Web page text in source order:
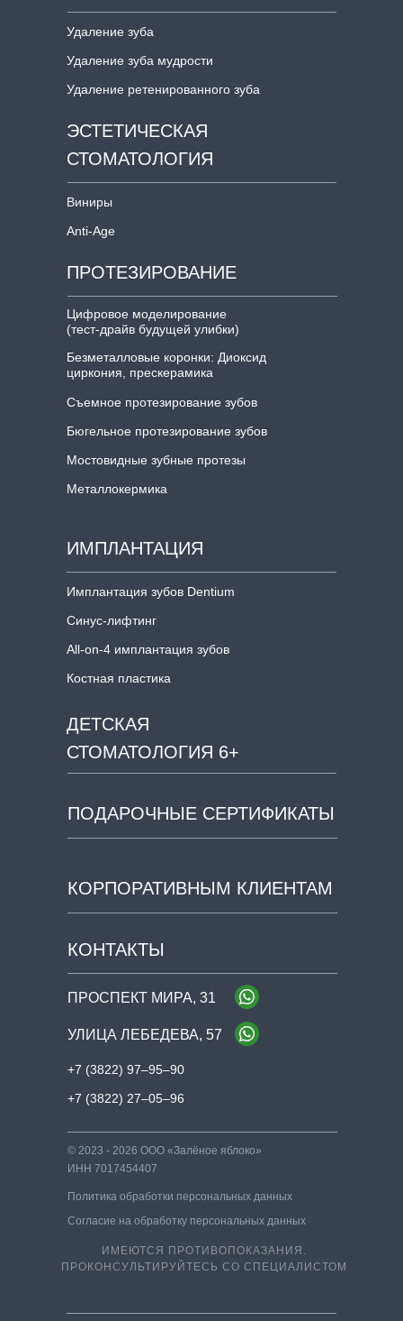
© 2023 - 2026 ООО «Залёное яблоко»
ИНН 7017454407
Согласие на обработку персональных данных
Политика обработки персональных данных
ИМЕЮТСЯ ПРОТИВОПОКАЗАНИЯ.
ПРОКОНСУЛЬТИРУЙТЕСЬ СО СПЕЦИАЛИСТОМ
ДЕТСКАЯ
СТОМАТОЛОГИЯ 6+
Имплантация зубов Dentium
Синус-лифтинг
All-on-4 имплантация зубов
Удаление зуба
Удаление зуба мудрости
Удаление ретенированного зуба
ЭСТЕТИЧЕСКАЯ
СТОМАТОЛОГИЯ
Виниры
Anti-Age
ПРОТЕЗИРОВАНИЕ
Цифровое моделирование
(тест-драйв будущей улибки)
Съемное протезирование зубов
Мостовидные зубные протезы
Безметалловые коронки: Диоксид
циркония, прескерамика
Металлокермика
ИМПЛАНТАЦИЯ
Костная пластика
КОНТАКТЫ
​УЛИЦА ЛЕБЕДЕВА, 57
ПРОСПЕКТ МИРА, 31
+7 (3822) 97‒95‒90
+7 (3822) 27‒05‒96
КОРПОРАТИВНЫМ КЛИЕНТАМ
ПОДАРОЧНЫЕ СЕРТИФИКАТЫ
Бюгельное протезирование зубов